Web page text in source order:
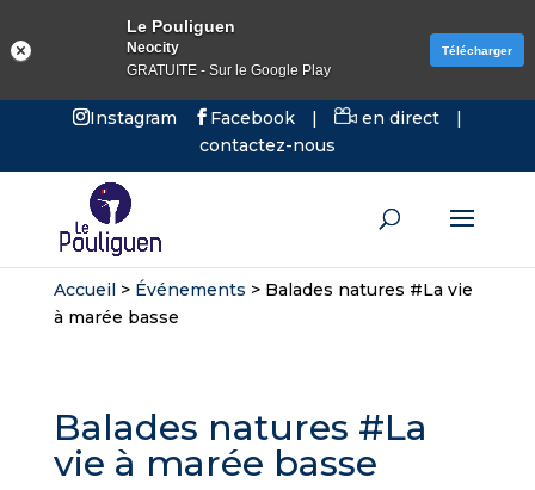
Instagram Facebook | en direct
|
contactez-nous
Accueil> Événements > Balades natures #La vie
à marée basse
Balades natures #La
vie à marée basse
Le Pouliguen
Neocity
GRATUITE - Sur le Google Play
Télécharger